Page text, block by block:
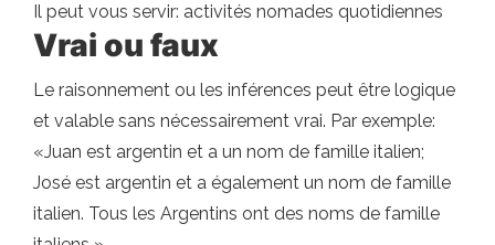
Il peut vous servir: activités nomades quotidiennes
Vrai ou faux
Le raisonnement ou les inférences peut être logique
et valable sans nécessairement vrai. Par exemple:
«Juan est argentin et a un nom de famille italien;
José est argentin et a également un nom de famille
italien. Tous les Argentins ont des noms de famille